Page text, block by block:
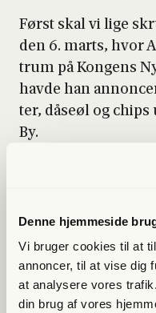
Denne hjemmeside
Vi bruger cookies til at
annoncer, til at vise dig
at analysere vores
din brug af vores
Først skal vi lige
den 6. marts, hvor
trum på Kon­gens
hav­de han
ter, dåseøl og
By.
Dagen for­in­den
de invi­te­ret til
ved åen.
Der stod han både
Ceres-øl ud, men